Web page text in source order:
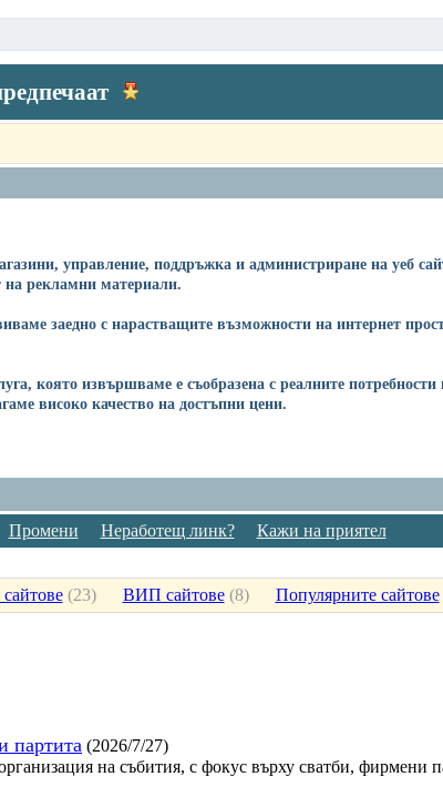
управление, поддръжка и администриране на уеб
на рекламни материали.
заедно с нарастващите възможности на интернет
която извършваме е съобразена с реалните
високо качество на достъпни цени.
Промени Неработещ линк? Кажи на приятел
(23) ВИП сайтове(8) Популярните сайтове
партита (2026/7/27)
на събития, с фокус върху сватби,